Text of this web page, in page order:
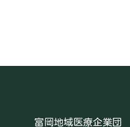
富岡地域医療企業団